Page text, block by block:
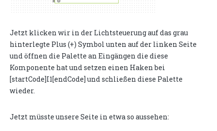
Jetzt klicken wir in der Lichtsteuerung auf das grau
hinterlegte Plus (+) Symbol unten auf der linken Seite
und öffnen die Palette an Eingängen die diese
Komponente hat und setzen einen Haken bei
[startCode]I1[endCode] und schließen diese Palette
wieder.
Jetzt müsste unsere Seite in etwa so aussehen: